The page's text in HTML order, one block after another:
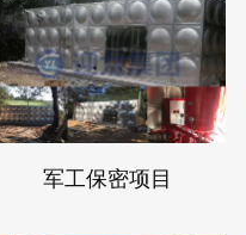
军工保密项目